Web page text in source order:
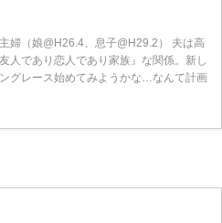
婦（娘@H26.4、息子@H29.2） 夫は高
人であり恋人であり家族』な関係。新し
グレース始めてみようかな…なんて計画